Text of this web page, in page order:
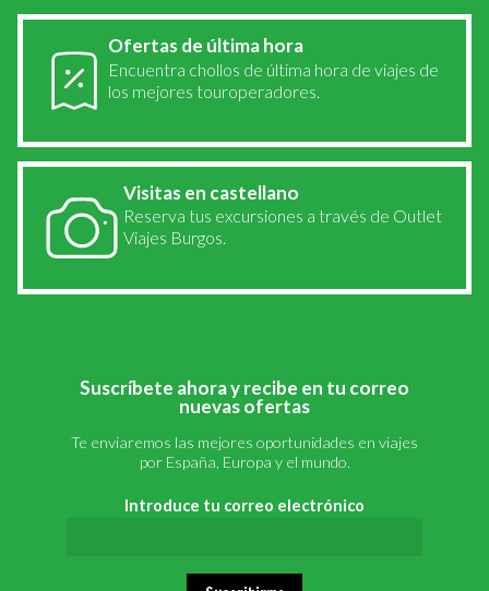
Ofertas de última hora
Encuentra chollos de última hora de viajes de
los mejores touroperadores.
Visitas en castellano
Reserva tus excursiones a través de Outlet
Viajes Burgos.
Suscríbete ahora y recibe en tu correo
nuevas ofertas
Te enviaremos las mejores oportunidades en viajes
por España, Europa y el mundo.
Introduce tu correo electrónico